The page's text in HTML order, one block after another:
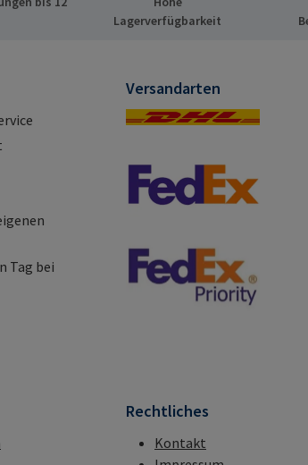
Lagerverfügbarkeit
Tag bei
Versandarten
Rechtliches
Kontakt